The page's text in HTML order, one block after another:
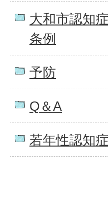
大和市認知
条例
予防
Q＆A
若年性認知症